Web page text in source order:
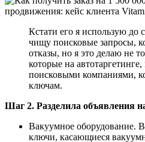
Кстати его я использую до
чищу поисковые запросы,
отказы, но я это делаю не
которые на
поисковыми компаниями,
ключам.
Шаг 2. Разделила объявления
Вакуумное оборудование.
ключи, касающиеся